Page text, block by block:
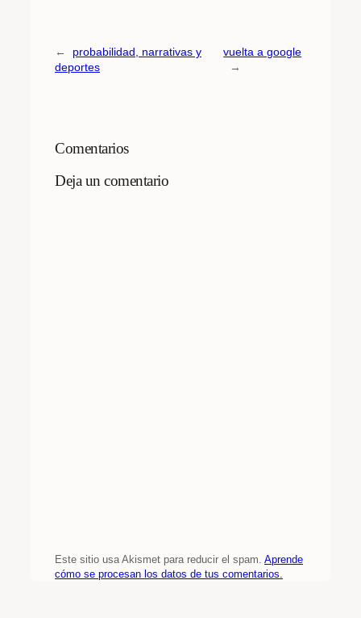
←
probabilidad, narrativas y
deportes
vuelta a google
→
Comentarios
Deja un comentario
Este sitio usa Akismet para reducir el spam. Aprende
cómo se procesan los datos de tus comentarios.